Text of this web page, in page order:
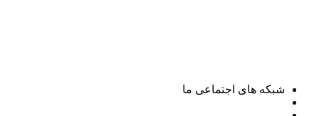
شبکه های اجتماعی ما